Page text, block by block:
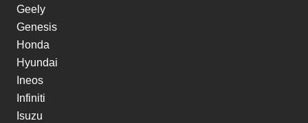
Geely
Genesis
Honda
Hyundai
Ineos
Infiniti
Isuzu